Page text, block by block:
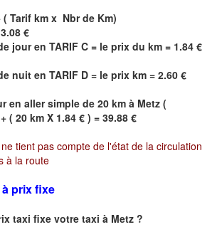
Tarif km x Nbr de Km)
€
jour en TARIF C = le prix du km = 1.84 €
nuit en TARIF D = le prix km = 2.60 €
en aller simple de 20 km à Metz (
( 20 km X 1.84 € ) = 39.88 €
tient pas compte de l'état de la circulation
à la route
à prix fixe
taxi fixe votre taxi à Metz ?